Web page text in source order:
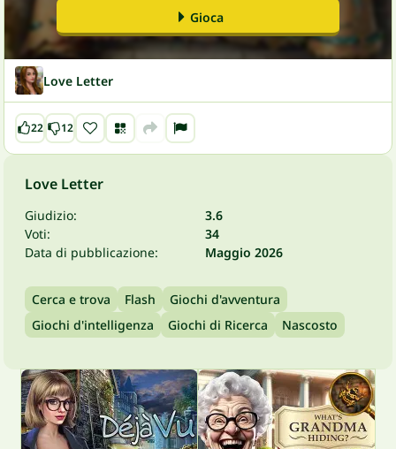
Gioca
Love Letter
22 12
Love Letter
Giudizio:
3.6
Voti:
34
Data di pubblicazione:
Maggio 2026
Cerca e trova Flash
Giochi d'avventura
Giochi d'intelligenza
Giochi di Ricerca Nascosto